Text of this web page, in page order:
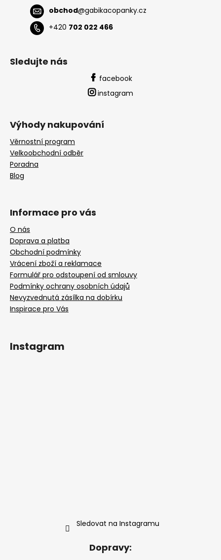
obchod@gabikacopanky.cz
+420 702 022 466
Sledujte nás
facebook
instagram
Výhody nakupování
Věrnostní program
Velkoobchodní odběr
Poradna
Blog
Informace pro vás
O nás
Doprava a platba
Obchodní podmínky
Vrácení zboží a reklamace
Formulář pro odstoupení od smlouvy
Podmínky ochrany osobních údajů
Nevyzvednutá zásílka na dobírku
Inspirace pro Vás
Instagram
Sledovat na Instagramu
Dopravy: